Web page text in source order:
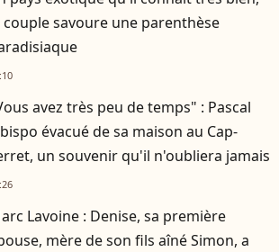
couple savoure une parenthèse
avez très peu de temps" : Pascal
évacué de sa maison au Cap-
un souvenir qu'il n'oubliera jamais
Lavoine : Denise, sa première
mère de son fils aîné Simon, a